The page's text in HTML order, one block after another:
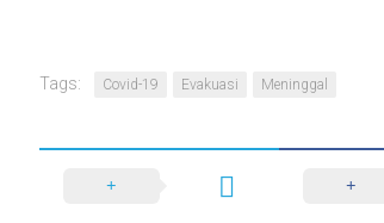
Tags: Covid-19 Evakuasi Meninggal